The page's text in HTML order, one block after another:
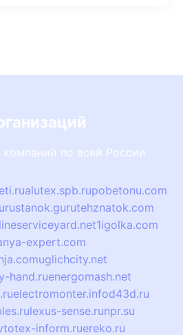
компаний по всей России
alutex.spb.rupobetonu.com
stanok.gurutehznatok.com
serviceyard.net1igolka.com
expert.com
uglichcity.net
hand.ruenergomash.net
electromonter.infod43d.ru
lexus-sense.runpr.su
inform.ruereko.ru